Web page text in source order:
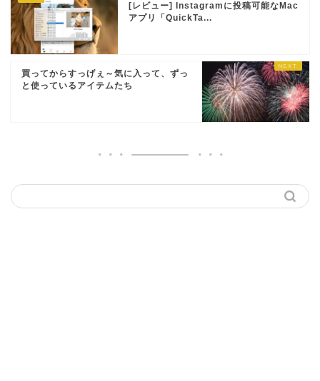
[レビュー] Instagramに投稿可能なMac
アプリ「QuickTa...
買ってからすっげぇ～気に入って、ずっ
と使っているアイテムたち